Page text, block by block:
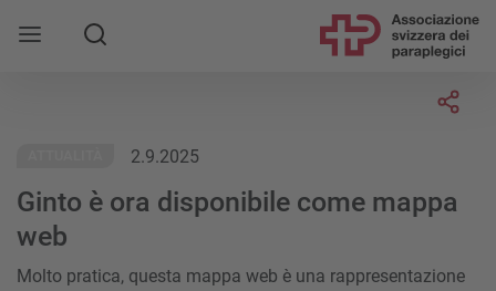
2.9.2025
Ginto è ora disponibile come mappa
web
Molto pratica, questa mappa web è una rappresentazione